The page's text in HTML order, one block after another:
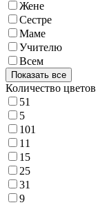
Жене
Сестре
Маме
Учителю
Всем
Показать все
Количество цветов
51
5
101
11
15
25
31
9